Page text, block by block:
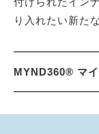
り入れたい新た
MYND360® マ